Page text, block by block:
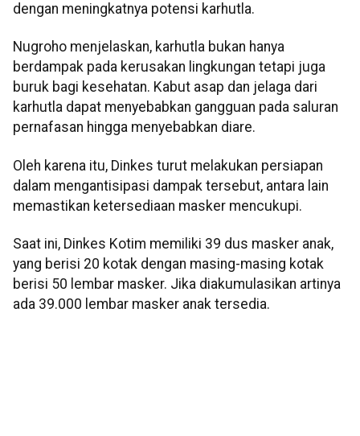
dengan meningkatnya potensi karhutla.
Nugroho menjelaskan, karhutla bukan hanya
berdampak pada kerusakan lingkungan tetapi juga
buruk bagi kesehatan. Kabut asap dan jelaga dari
karhutla dapat menyebabkan gangguan pada saluran
pernafasan hingga menyebabkan diare.
Oleh karena itu, Dinkes turut melakukan persiapan
dalam mengantisipasi dampak tersebut, antara lain
memastikan ketersediaan masker mencukupi.
Saat ini, Dinkes Kotim memiliki 39 dus masker anak,
yang berisi 20 kotak dengan masing-masing kotak
berisi 50 lembar masker. Jika diakumulasikan artinya
ada 39.000 lembar masker anak tersedia.